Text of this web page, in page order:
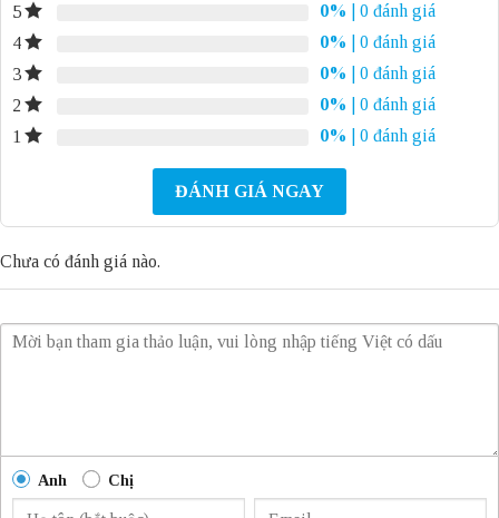
5 0%
| 0 đánh giá
4
0%
| 0 đánh giá
3
0%
| 0 đánh giá
2
0%
| 0 đánh giá
1
0% | 0 đánh giá
ĐÁNH GIÁ NGAY
Chưa có đánh giá nào.
Anh Chị